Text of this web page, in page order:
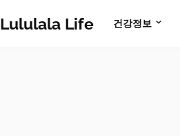
Lululala Life 건강정보